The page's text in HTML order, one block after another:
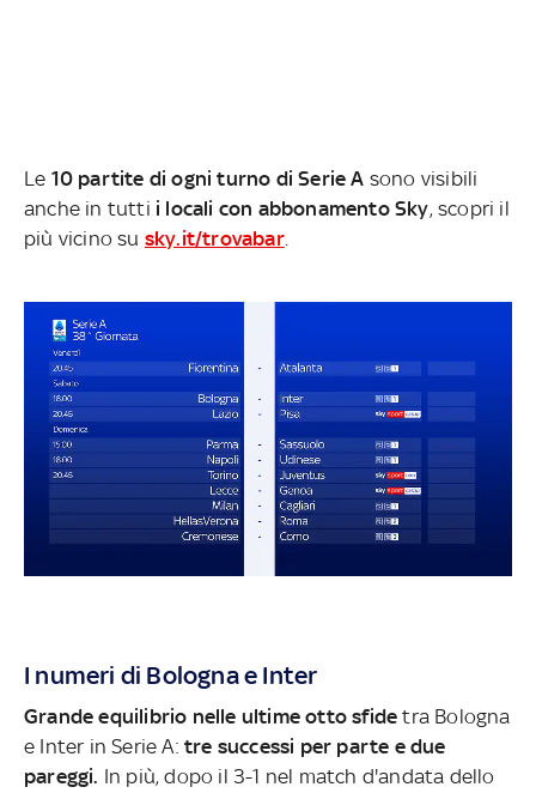
Le 10 partite di ogni turno di Serie A sono visibili
anche in tutti i locali con abbonamento Sky, scopri il
più vicino su sky.it/trovabar.
I numeri di Bologna e Inter
Grande equilibrio nelle ultime otto sfide tra Bologna
e Inter in Serie A: tre successi per parte e due
pareggi. In più, dopo il 3-1 nel match d'andata dello